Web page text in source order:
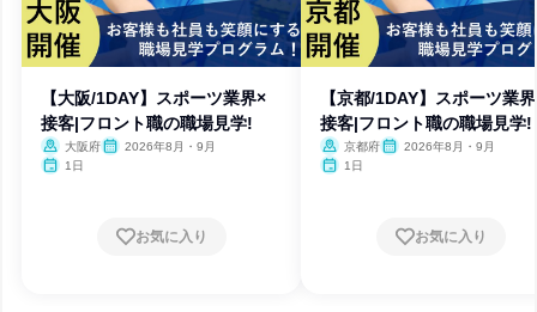
【大阪/1DAY】スポーツ業界×
接客|フロント職の職場見学!
大阪府
2026年8月・9月
1日
お気に入り
【京都/1DAY】スポーツ業
接客|フロント職の職場見学!
京都府
2026年8月・9月
1日
お気に入り